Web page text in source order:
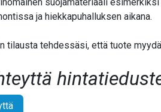
ja hiekkapuhalluksen aikana.
tilausta tehdessäsi, että tuote